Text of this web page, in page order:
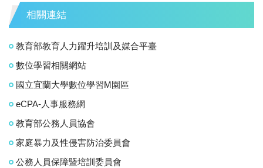
相關連結
教育部教育人力躍升培訓及媒合平臺
數位學習相關網站
國立宜蘭大學數位學習M園區
eCPA-人事服務網
教育部公務人員協會
家庭暴力及性侵害防治委員會
公務人員保障暨培訓委員會